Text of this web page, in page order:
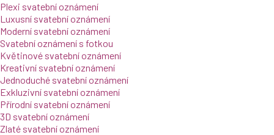
Plexi svatební oznámení
Luxusní svatební oznámení
Moderní svatební oznámení
Svatební oznámení s fotkou
Květinové svatební oznámení
Kreativní svatební oznámení
Jednoduché svatební oznámení
Exkluzivní svatební oznámení
Přírodní svatební oznámení
3D svatební oznámení
Zlaté svatební oznámení